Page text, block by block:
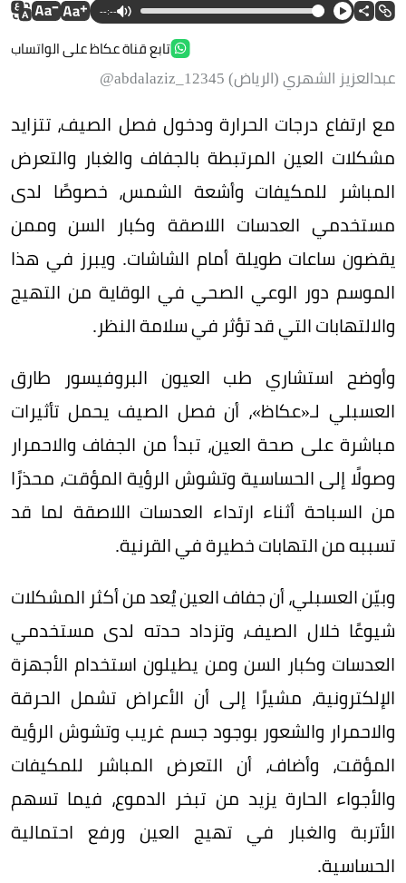
--:--
تابع قناة عكاظ على الواتساب
عبدالعزيز الشهري (الرياض) ‏abdalaziz_12345@
مع ارتفاع درجات الحرارة ودخول فصل الصيف، تتزايد
مشكلات العين المرتبطة بالجفاف والغبار والتعرض
المباشر للمكيفات وأشعة الشمس، خصوصًا لدى
مستخدمي العدسات اللاصقة وكبار السن وممن
يقضون ساعات طويلة أمام الشاشات. ويبرز في هذا
الموسم دور الوعي الصحي في الوقاية من التهيج
والالتهابات التي قد تؤثر في سلامة النظر.
وأوضح استشاري طب العيون البروفيسور طارق
العسبلي لـ«عكاظ»، أن فصل الصيف يحمل تأثيرات
مباشرة على صحة العين، تبدأ من الجفاف والاحمرار
وصولًا إلى الحساسية وتشوش الرؤية المؤقت، محذرًا
من السباحة أثناء ارتداء العدسات اللاصقة لما قد
تسببه من التهابات خطيرة في القرنية.
وبيّن العسبلي، أن جفاف العين يُعد من أكثر المشكلات
شيوعًا خلال الصيف، وتزداد حدته لدى مستخدمي
العدسات وكبار السن ومن يطيلون استخدام الأجهزة
الإلكترونية، مشيرًا إلى أن الأعراض تشمل الحرقة
والاحمرار والشعور بوجود جسم غريب وتشوش الرؤية
المؤقت، وأضاف، أن التعرض المباشر للمكيفات
والأجواء الحارة يزيد من تبخر الدموع، فيما تسهم
الأتربة والغبار في تهيج العين ورفع احتمالية
الحساسية.